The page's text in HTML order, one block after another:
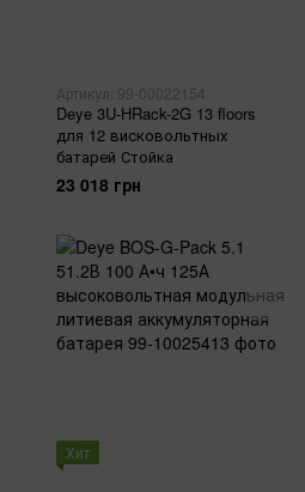
Артикул: 99-00022154
Deye 3U-HRack-2G 13 floors
для 12 висковольтных
батарей Стойка
23 018 грн
Хит